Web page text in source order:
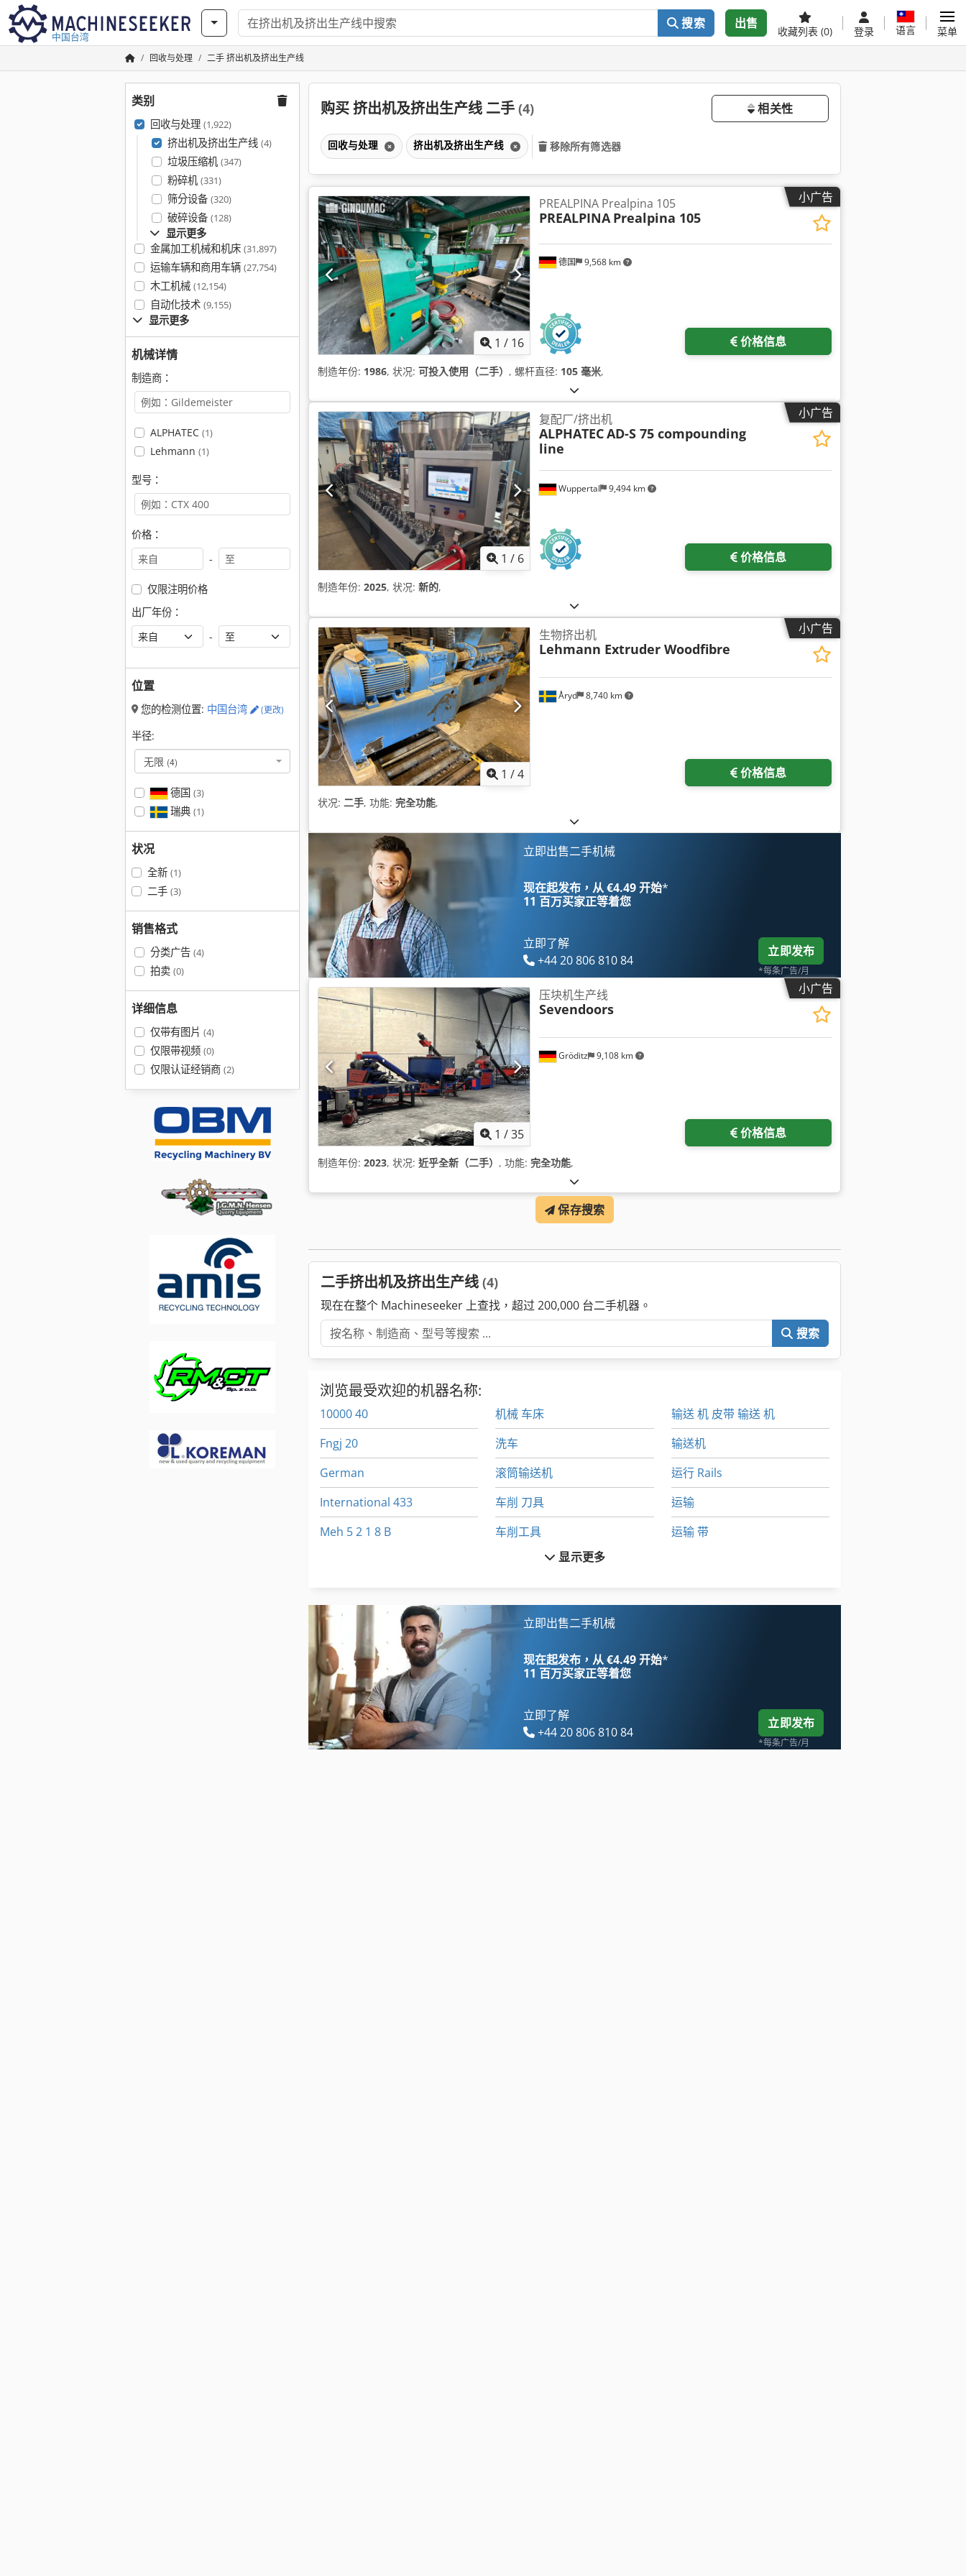
中国台湾
搜索 出售
收藏列表 (0) 登录 语言 菜单
回收与处理 二手 挤出机及挤出生产线
类别
回收与处理 (1,922)
挤出机及挤出生产线 (4)
垃圾压缩机 (347)
粉碎机 (331)
筛分设备 (320)
破碎设备 (128)
显示更多
金属加工机械和机床 (31,897)
运输车辆和商用车辆 (27,754)
木工机械 (12,154)
自动化技术 (9,155)
显示更多
机械详情
制造商：
ALPHATEC (1)
Lehmann (1)
型号：
价格：
-
仅限注明价格
出厂年份：
-
位置
您的检测位置: 中国台湾 (更改)
半径:
无限 (4)
德国 (3)
瑞典 (1)
状况
全新 (1)
二手 (3)
销售格式
分类广告 (4)
拍卖 (0)
详细信息
仅带有图片 (4)
仅限带视频 (0)
仅限认证经销商 (2)
购买 挤出机及挤出生产线 二手 (4) 相关性
回收与处理 挤出机及挤出生产线 移除所有筛选器
小广告
1 / 16
德国 9,568 km
PREALPINA Prealpina 105
PREALPINA Prealpina 105
价格信息
制造年份: 1986, 状况: 可投入使用（二手） , 螺杆直径: 105 毫米,
小广告
1 / 6
Wuppertal 9,494 km
复配厂/挤出机
ALPHATECAD-S 75 compounding
line
价格信息
制造年份: 2025, 状况: 新的,
小广告
1 /4
Åryd 8,740 km
生物挤出机
Lehmann Extruder Woodfibre
价格信息
状况: 二手, 功能: 完全功能,
立即出售二手机械
现在起发布，从 €4.49 开始*
11 百万买家正等着您
立即了解
+44 20 806 810 84
立即发布
*每条广告/月
小广告
1 /35
Gröditz 9,108 km
压块机生产线
Sevendoors
价格信息
制造年份: 2023, 状况: 近乎全新（二手） , 功能: 完全功能,
保存搜索
二手挤出机及挤出生产线 (4)
现在在整个 Machineseeker 上查找，超过 200,000 台二手机器。
搜索
浏览最受欢迎的机器名称:
10000 40
Fngj 20
German
International 433
Meh 5 2 1 8 B
工具 车
提取
机械 车床
洗车
滚筒输送机
车削 刀具
车削工具
车间起重机
轮式挖掘机
输送 机 皮带 输送 机
输送机
运行 Rails
运输
运输 带
显示更多
立即出售二手机械
现在起发布，从 €4.49 开始*
11 百万买家正等着您
立即了解
+44 20 806 810 84
立即发布
*每条广告/月